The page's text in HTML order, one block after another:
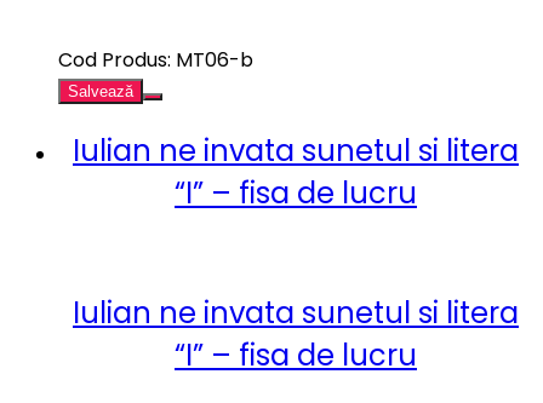
Cod Produs: MT06-b
Salvează
Iulian ne invata sunetul si litera
“I” – fisa de lucru
Iulian ne invata sunetul si litera
“I” – fisa de lucru